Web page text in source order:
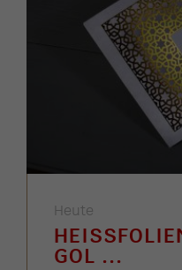
Heute
OL ...